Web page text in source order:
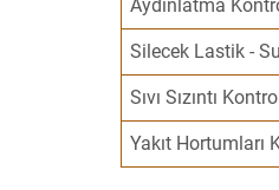
Aydınlatma
Silecek Lastik -
Sıvı Sızıntı
Yakıt Hortumları